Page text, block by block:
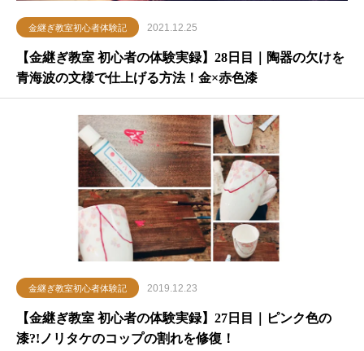
金継ぎ教室初心者体験記 2021.12.25
【金継ぎ教室 初心者の体験実録】28日目｜陶器の欠けを
青海波の文様で仕上げる方法！金×赤色漆
金継ぎ教室初心者体験記 2019.12.23
【金継ぎ教室 初心者の体験実録】27日目｜ピンク色の
漆?!ノリタケのコップの割れを修復！